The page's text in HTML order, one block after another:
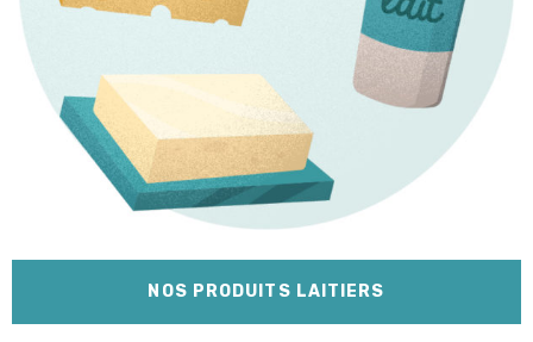
NOS PRODUITS LAITIERS